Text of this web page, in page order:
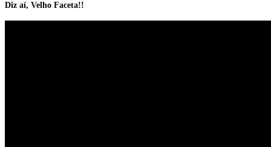
Diz aí, Velho Faceta!!